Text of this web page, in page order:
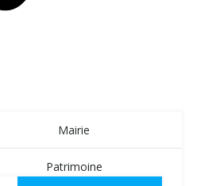
Mairie
Patrimoine